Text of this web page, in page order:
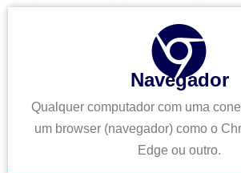
Navegador
Qualquer computador com uma
um browser (navegador) como o
Edge ou outro.